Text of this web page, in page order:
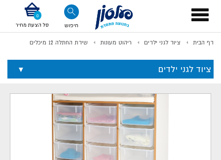
Toggle
navigation
חיפוש סל הצעת מחיר
דף הבית ציוד לגני ילדים ריהוט מעונות שידת החתלה 12 מיכלים
ציוד לגני ילדים